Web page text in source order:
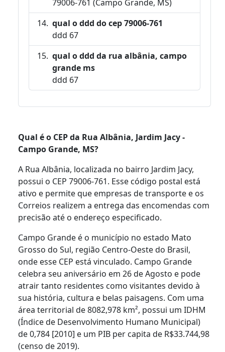
79006-761 (Campo Grande, MS)
qual o ddd do cep 79006-761
ddd 67
qual o ddd da rua albânia, campo
grande ms
ddd 67
Qual é o CEP da Rua Albânia, Jardim Jacy -
Campo Grande, MS?
A Rua Albânia, localizada no bairro Jardim Jacy,
possui o CEP 79006-761. Esse código postal está
ativo e permite que empresas de transporte e os
Correios realizem a entrega das encomendas com
precisão até o endereço especificado.
Campo Grande é o município no estado Mato
Grosso do Sul, região Centro-Oeste do Brasil,
onde esse CEP está vinculado. Campo Grande
celebra seu aniversário em 26 de Agosto e pode
atrair tanto residentes como visitantes devido à
sua história, cultura e belas paisagens. Com uma
área territorial de 8082,978 km², possui um IDHM
(Índice de Desenvolvimento Humano Municipal)
de 0,784 [2010] e um PIB per capita de R$33.744,98
(censo de 2019).